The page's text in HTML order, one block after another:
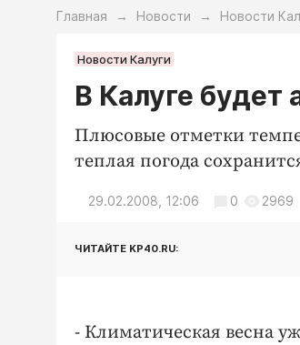
Главная → Новости → Новости
Новости Калуги
В Калуге будет
Плюсовые отметки
теплая погода
29.02.2008, 12:06 0 2969
ЧИТАЙТЕ KP40.RU:
- Климатическая весна